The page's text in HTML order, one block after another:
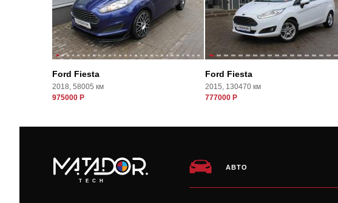
Ford Fiesta
2018, 58005 км
975000 Р
Ford Fiesta
2015, 130470 км
777000 Р
TECH
АВТО